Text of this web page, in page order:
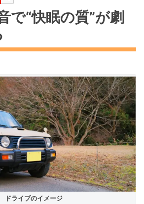
で“快眠の質”が劇
ドライブのイメージ